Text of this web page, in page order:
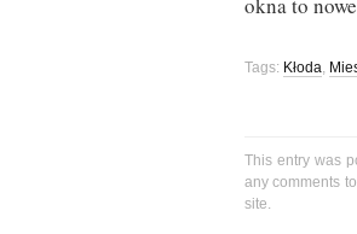
okna to
Tags: Kłoda,
This entry was
any comments
site.